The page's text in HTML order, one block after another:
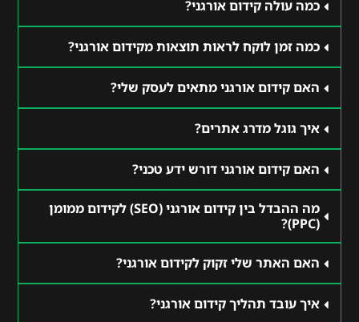
כמה עולה קידום אורגני?
כמה זמן לוקח לראות תוצאות מקידום אורגני?
האם קידום אורגני מתאים לעסק שלי?
איך גוגל מדרג אתרים?
האם קידום אורגני דורש ידע טכני?
מה ההבדל בין קידום אורגני (SEO) לקידום ממומן
(PPC)?
האם האתר שלי זקוק לקידום אורגני?
איך עובד תהליך קידום אורגני?